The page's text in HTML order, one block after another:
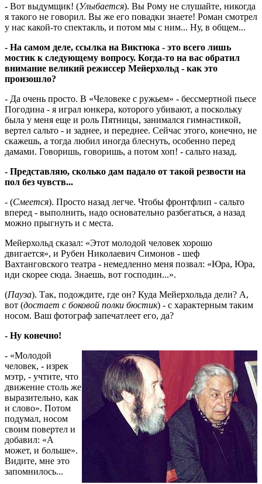
- Вот выдумщик! (Улыбается). Вы Рому не слушайте, никогда
я такого не говорил. Вы же его повадки знаете! Роман смотрел
у нас какой-то спектакль, и потом мы с ним... Ну, в общем...
- На самом деле, ссылка на Виктюка - это всего лишь
мостик к следующему вопросу. Когда-то на вас обратил
внимание великий режиссер Мейерхольд - как это
произошло?
- Да очень просто. В «Человеке с ружьем» - бессмертной пьесе
Погодина - я играл юнкера, которого убивают, а поскольку
была у меня еще и роль Пятницы, занимался гимнастикой,
вертел сальто - и заднее, и переднее. Сейчас этого, конечно, не
скажешь, а тогда любил иногда блеснуть, особенно перед
дамами. Говоришь, говоришь, а потом хоп! - сальто назад.
- Представляю, сколько дам падало от такой резвости на
пол без чувств...
- (Смеется). Просто назад легче. Чтобы фронтфлип - сальто
вперед - выполнить, надо основательно разбегаться, а назад
можно прыгнуть и с места.
Мейерхольд сказал: «Этот молодой человек хорошо
двигается», и Рубен Николаевич Симонов - шеф
Вахтанговского театра - немедленно меня позвал: «Юра, Юра,
иди скорее сюда. Знаешь, вот господин...».
(Пауза). Так, подождите, где он? Куда Мейерхольда дели? А,
вот (достает с боковой полки бюстик) - с характерным таким
носом. Ваш фотограф запечатлеет его, да?
- Ну конечно!
- «Молодой
человек, - изрек
мэтр, - учтите, что
движение столь же
выразительно, как
и слово». Потом
подумал, носом
своим повертел и
добавил: «А
может, и больше».
Видите, мне это
запомнилось...